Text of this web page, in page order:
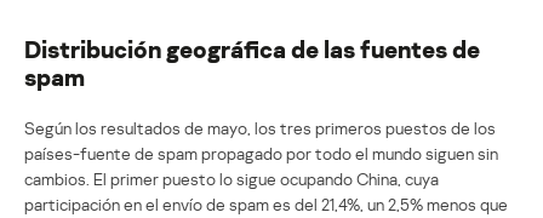
Distribución geográfica de las fuentes de
spam
Según los resultados de mayo, los tres primeros puestos de los
países-fuente de spam propagado por todo el mundo siguen sin
cambios. El primer puesto lo sigue ocupando China, cuya
participación en el envío de spam es del 21,4%, un 2,5% menos que